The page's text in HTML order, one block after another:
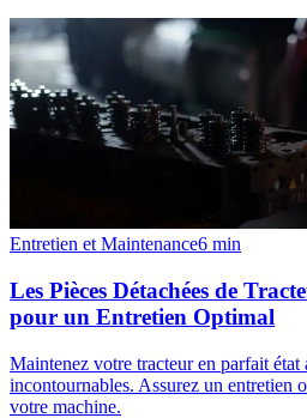
Entretien et Maintenance6 min
Les Pièces Détachées de
pour un Entretien Optimal
Maintenez votre tracteur en parfait état
incontournables. Assurez un entretien
votre machine.